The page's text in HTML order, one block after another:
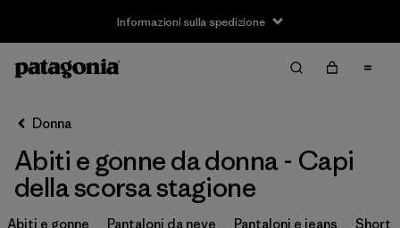
Informazioni sulla spedizione
Filtra per
Taglia
XS (1)
Donna
Abiti e gonne da donna - Capi
della scorsa stagione
Abiti e gonne Pantaloni da neve Pantaloni e jeans Short